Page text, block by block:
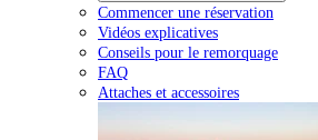
Commencer une réservation
Vidéos explicatives
Conseils pour le remorquage
FAQ
Attaches et accessoires